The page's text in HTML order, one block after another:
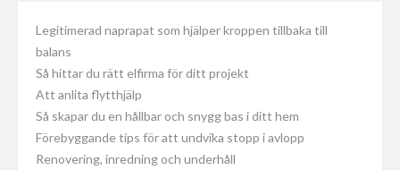
Legitimerad naprapat som hjälper kroppen tillbaka till
balans
Så hittar du rätt elfirma för ditt projekt
Att anlita flytthjälp
Så skapar du en hållbar och snygg bas i ditt hem
Förebyggande tips för att undvika stopp i avlopp
Renovering, inredning och underhåll